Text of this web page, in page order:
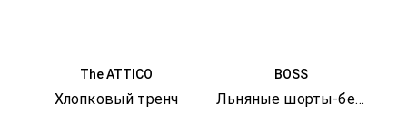
The ATTICO
Хлопковый тренч
BOSS
Льняные шорты-бермуды